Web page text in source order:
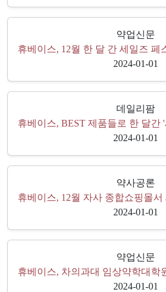
약업신문
휴베이스, 12월 한 달 간 세일즈 페
2024-01-01
데일리팜
휴베이스, BEST 제품들로 한 달간
2024-01-01
약사공론
휴베이스, 12월 자사 종합쇼핑몰서
2024-01-01
약업신문
휴베이스, 차의과대 임상약학대학
2024-01-01